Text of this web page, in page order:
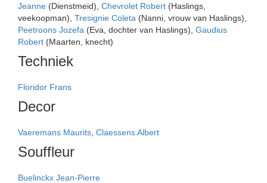
Jeanne (Dienstmeid), Chevrolet Robert (Haslings,
veekoopman), Tresignie Coleta (Nanni, vrouw van Haslings),
Peetroons Jozefa (Eva, dochter van Haslings), Gaudius
Robert (Maarten, knecht)
Techniek
Floridor Frans
Decor
Vaeremans Maurits Claessens Albert
Souffleur
Buelinckx Jean-Pierre